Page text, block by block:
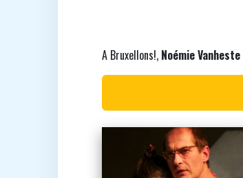
A Bruxellons!, Noémie Vanheste